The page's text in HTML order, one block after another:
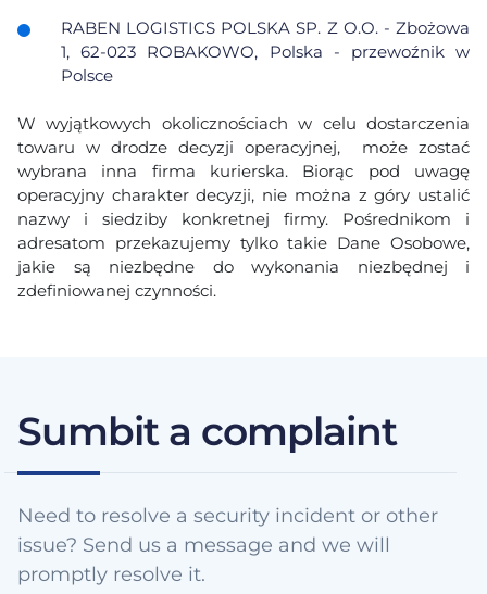
RABEN LOGISTICS POLSKA SP. Z O.O. - Zbożowa
1, 62-023 ROBAKOWO, Polska - przewoźnik w
Polsce
W wyjątkowych okolicznościach w celu dostarczenia
towaru w drodze decyzji operacyjnej, może zostać
wybrana inna firma kurierska. Biorąc pod uwagę
operacyjny charakter decyzji, nie można z góry ustalić
nazwy i siedziby konkretnej firmy. Pośrednikom i
adresatom przekazujemy tylko takie Dane Osobowe,
jakie są niezbędne do wykonania niezbędnej i
zdefiniowanej czynności.
Sumbit a complaint
Need to resolve a security incident or other
issue? Send us a message and we will
promptly resolve it.